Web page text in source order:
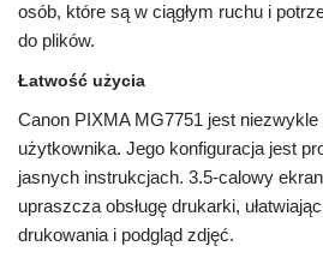
osób, które są w ciągłym ruchu i
do plików.
Łatwość użycia
Canon PIXMA MG7751 jest
użytkownika. Jego konfiguracja jest
jasnych instrukcjach. 3.5-calowy
upraszcza obsługę drukarki,
drukowania i podgląd zdjęć.